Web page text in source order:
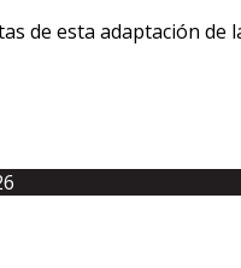
de esta adaptación de